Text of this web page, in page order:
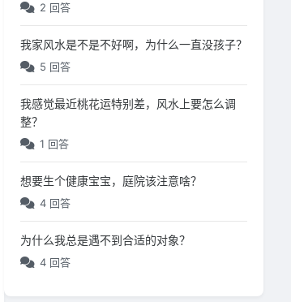
2 回答
我家风水是不是不好啊，为什么一直没孩子？
5 回答
我感觉最近桃花运特别差，风水上要怎么调
整？
1 回答
想要生个健康宝宝，庭院该注意啥？
4 回答
为什么我总是遇不到合适的对象？
4 回答